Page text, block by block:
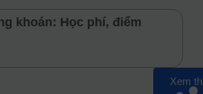
khoán: Học phí, điểm
Xem